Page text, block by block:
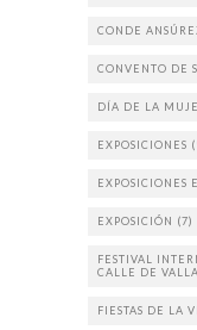
CONDE
CONVENTO DE
DÍA DE LA
EXPOSICIONES
EXPOSICIONES
EXPOSICIÓN (7)
FESTIVAL
CALLE DE
FIESTAS DE LA